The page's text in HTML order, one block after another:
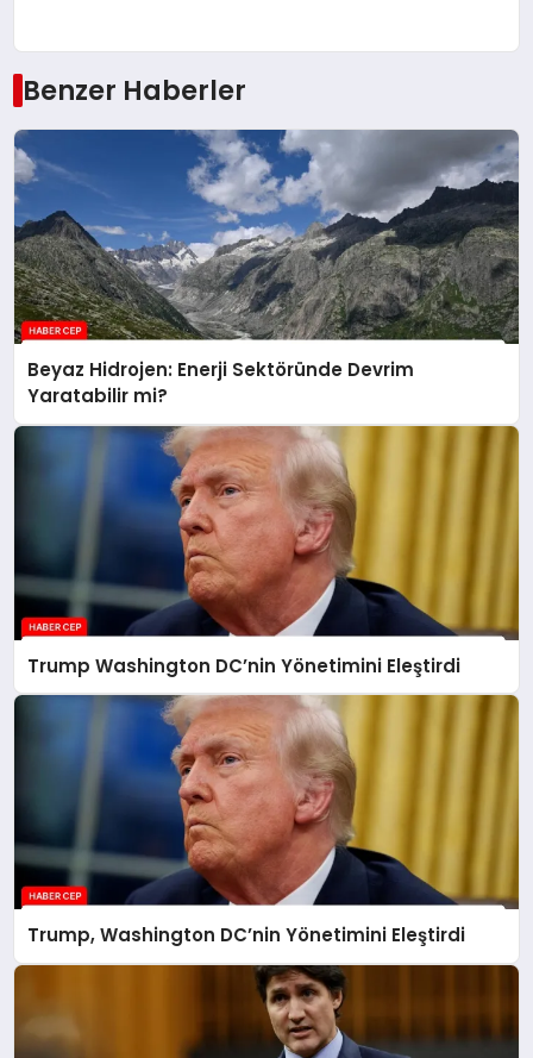
Benzer Haberler
Beyaz Hidrojen: Enerji Sektöründe Devrim
Yaratabilir mi?
Trump Washington DC’nin Yönetimini Eleştirdi
Trump, Washington DC’nin Yönetimini Eleştirdi